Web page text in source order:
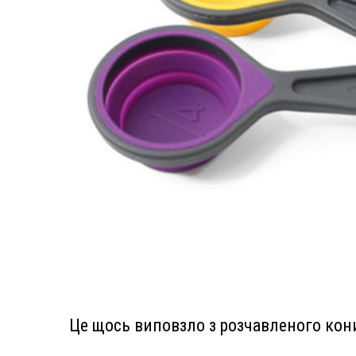
Це щось виповзло з розчавленого